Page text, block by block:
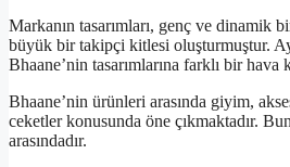
Markanın tasarımları, genç ve dinamik
büyük bir takipçi kitlesi oluşturmuştur.
Bhaane’nin tasarımlarına farklı bir hava
Bhaane’nin ürünleri arasında giyim,
ceketler konusunda öne çıkmaktadır.
arasındadır.